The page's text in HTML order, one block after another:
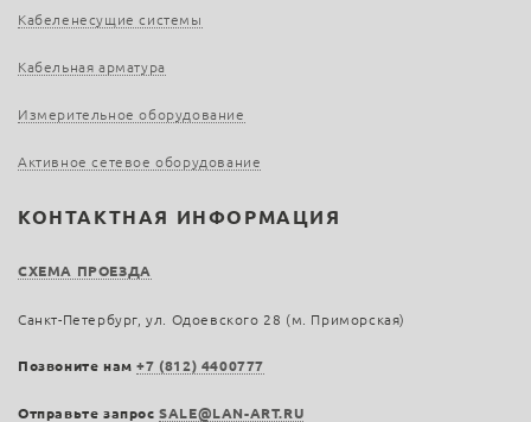
Кабеленесущие системы
Кабельная арматура
Измерительное оборудование
Активное сетевое оборудование
КОНТАКТНАЯ ИНФОРМАЦИЯ
СХЕМА ПРОЕЗДА
Санкт-Петербург, ул. Одоевского 28 (м. Приморская)
Позвоните нам+7 (812) 4400777
Отправьте запросSALE@LAN-ART.RU